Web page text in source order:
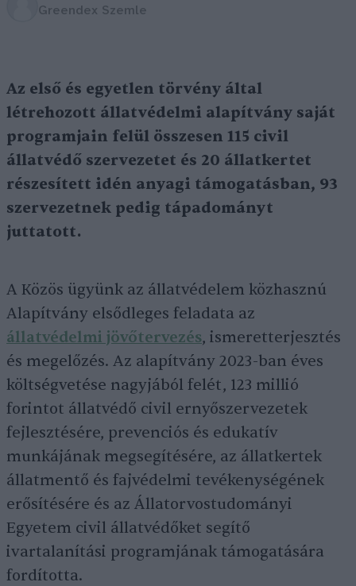
Greendex Szemle
Az első és egyetlen törvény által
létrehozott állatvédelmi alapítvány saját
programjain felül összesen 115 civil
állatvédő szervezetet és 20 állatkertet
részesített idén anyagi támogatásban, 93
szervezetnek pedig tápadományt
juttatott.
A Közös ügyünk az állatvédelem közhasznú
Alapítvány elsődleges feladata az
állatvédelmi jövőtervezés, ismeretterjesztés
és megelőzés. Az alapítvány 2023-ban éves
költségvetése nagyjából felét, 123 millió
forintot állatvédő civil ernyőszervezetek
fejlesztésére, prevenciós és edukatív
munkájának megsegítésére, az állatkertek
állatmentő és fajvédelmi tevékenységének
erősítésére és az Állatorvostudományi
Egyetem civil állatvédőket segítő
ivartalanítási programjának támogatására
fordította.